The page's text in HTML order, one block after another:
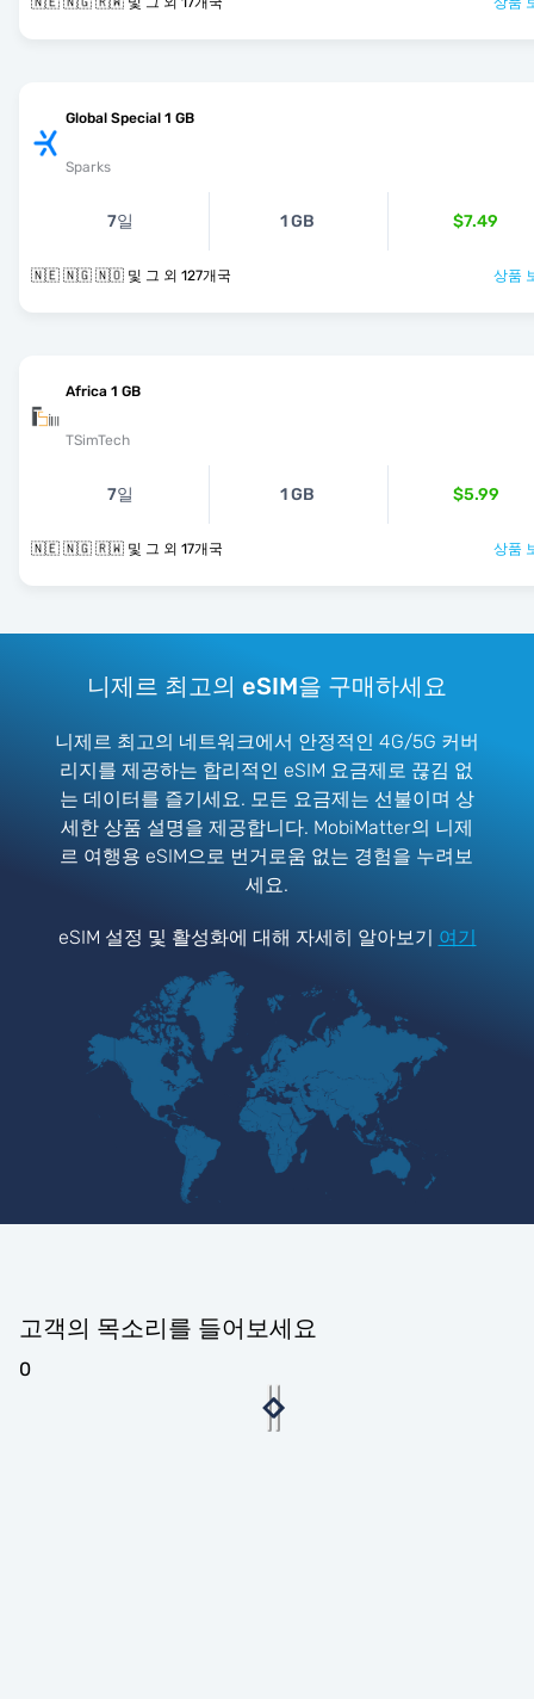
Global Special 1 GB
Sparks
7일 1 GB $7.49
🇳🇪 🇳🇬 🇳🇴 및 그 외 127개국 상품
Africa 1 GB
TSimTech
7일 1 GB $5.99
🇳🇪 🇳🇬 🇷🇼 및 그 외 17개국 상품
니제르 최고의 eSIM을 구매하세요
니제르 최고의 네트워크에서 안정적인 4G/5G 커버
리지를 제공하는 합리적인 eSIM 요금제로 끊김 없
는 데이터를 즐기세요. 모든 요금제는 선불이며 상
세한 상품 설명을 제공합니다. MobiMatter의 니제
르 여행용 eSIM으로 번거로움 없는 경험을 누려보
세요.
eSIM 설정 및 활성화에 대해 자세히 알아보기 여기
고객의 목소리를 들어보세요
0